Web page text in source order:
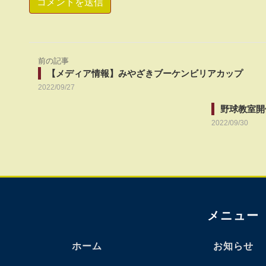
前の記事
【メディア情報】みやざきブーケンビリアカップ
2022/09/27
野球教室
2022/09/30
メニュー
ホーム お知らせ